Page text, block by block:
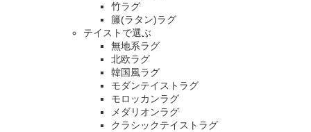
竹ラグ
籐(ラタン)ラグ
テイストで選ぶ
無地系ラグ
北欧ラグ
韓国風ラグ
モダンテイストラグ
モロッカンラグ
メダリオンラグ
クラシックテイストラグ